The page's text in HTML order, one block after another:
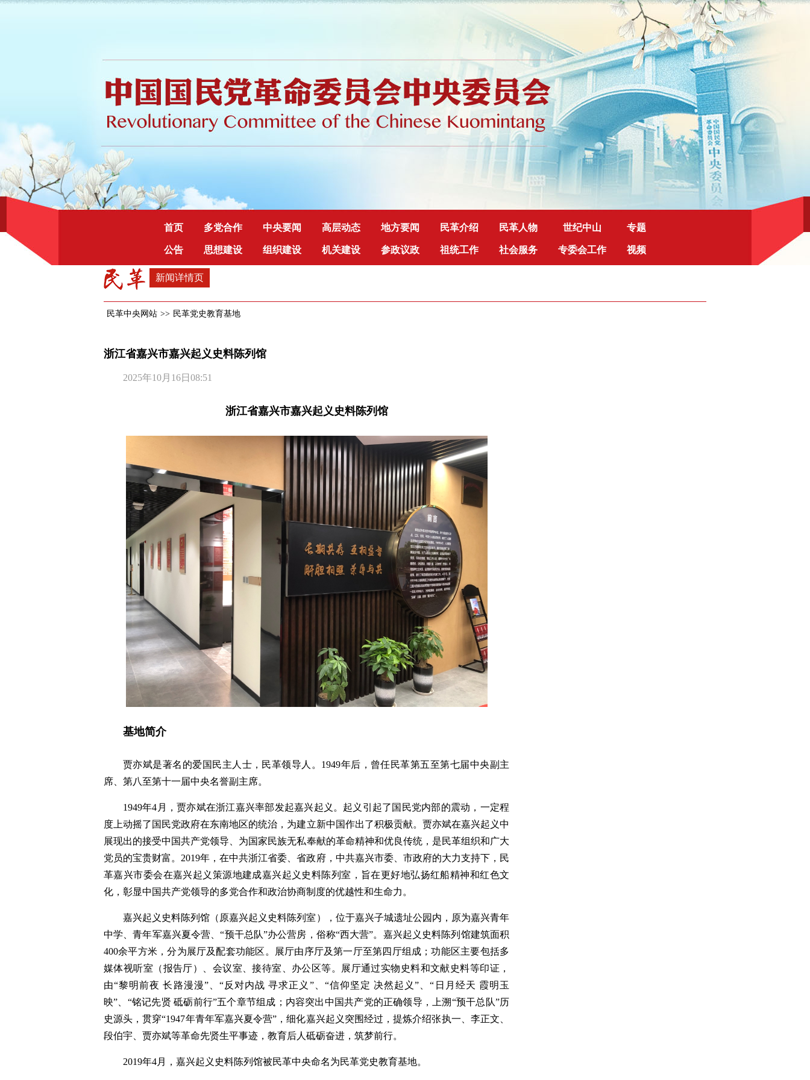
首页 多党合作 中央要闻 高层动态 地方要闻 民革介绍 民革人物 世纪中山 专题
公告 思想建设 组织建设 机关建设 参政议政 祖统工作 社会服务 专委会工作 视频
新闻详情页
民革中央网站 >> 民革党史教育基地
浙江省嘉兴市嘉兴起义史料陈列馆
2025年10月16日08:51
浙江省嘉兴市嘉兴起义史料陈列馆
基地简介
贾亦斌是著名的爱国民主人士，民革领导人。1949年后，曾任民革第五至第七届中央副主
席、第八至第十一届中央名誉副主席。
1949年4月，贾亦斌在浙江嘉兴率部发起嘉兴起义。起义引起了国民党内部的震动，一定程
度上动摇了国民党政府在东南地区的统治，为建立新中国作出了积极贡献。贾亦斌在嘉兴起义中
展现出的接受中国共产党领导、为国家民族无私奉献的革命精神和优良传统，是民革组织和广大
党员的宝贵财富。2019年，在中共浙江省委、省政府，中共嘉兴市委、市政府的大力支持下，民
革嘉兴市委会在嘉兴起义策源地建成嘉兴起义史料陈列室，旨在更好地弘扬红船精神和红色文
化，彰显中国共产党领导的多党合作和政治协商制度的优越性和生命力。
嘉兴起义史料陈列馆（原嘉兴起义史料陈列室），位于嘉兴子城遗址公园内，原为嘉兴青年
中学、青年军嘉兴夏令营、“预干总队”办公营房，俗称“西大营”。嘉兴起义史料陈列馆建筑面积
400余平方米，分为展厅及配套功能区。展厅由序厅及第一厅至第四厅组成；功能区主要包括多
媒体视听室（报告厅）、会议室、接待室、办公区等。展厅通过实物史料和文献史料等印证，
由“黎明前夜 长路漫漫”、“反对内战 寻求正义”、“信仰坚定 决然起义”、“日月经天 霞明玉
映”、“铭记先贤 砥砺前行”五个章节组成；内容突出中国共产党的正确领导，上溯“预干总队”历
史源头，贯穿“1947年青年军嘉兴夏令营”，细化嘉兴起义突围经过，提炼介绍张执一、李正文、
段伯宇、贾亦斌等革命先贤生平事迹，教育后人砥砺奋进，筑梦前行。
2019年4月，嘉兴起义史料陈列馆被民革中央命名为民革党史教育基地。